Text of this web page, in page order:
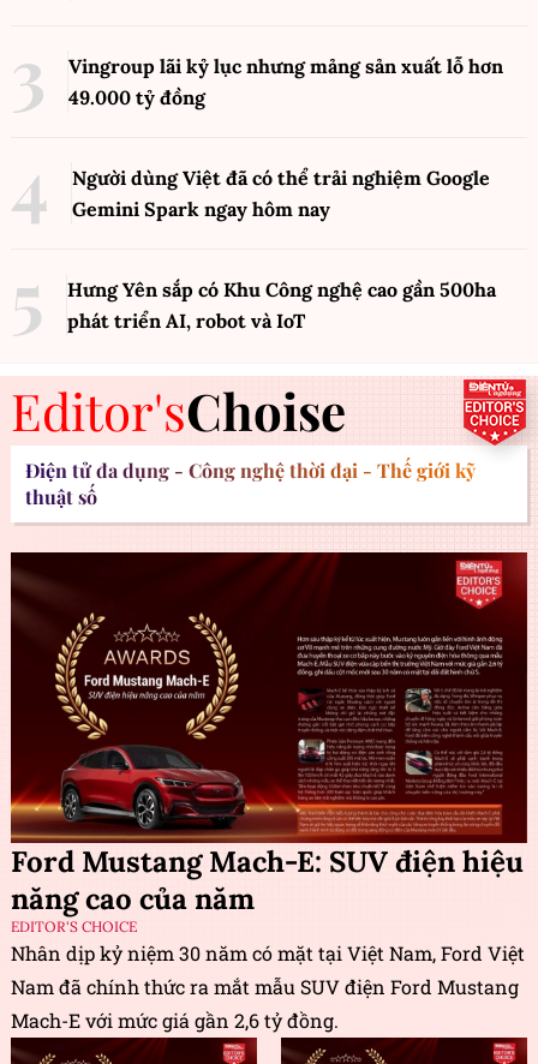
Vingroup lãi kỷ lục nhưng mảng sản xuất lỗ hơn
49.000 tỷ đồng
Người dùng Việt đã có thể trải nghiệm Google
Gemini Spark ngay hôm nay
Hưng Yên sắp có Khu Công nghệ cao gần 500ha
phát triển AI, robot và IoT
Editor'sChoise
Điện tử đa dụng - Công nghệ thời đại - Thế giới kỹ
thuật số
Ford Mustang Mach-E: SUV điện hiệu
năng cao của năm
EDITOR'S CHOICE
Nhân dịp kỷ niệm 30 năm có mặt tại Việt Nam, Ford Việt
Nam đã chính thức ra mắt mẫu SUV điện Ford Mustang
Mach-E với mức giá gần 2,6 tỷ đồng.